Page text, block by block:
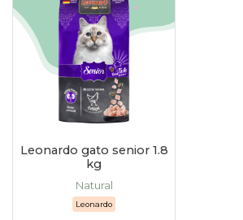
Leonardo gato senior 1.8
kg
Natural
Leonardo